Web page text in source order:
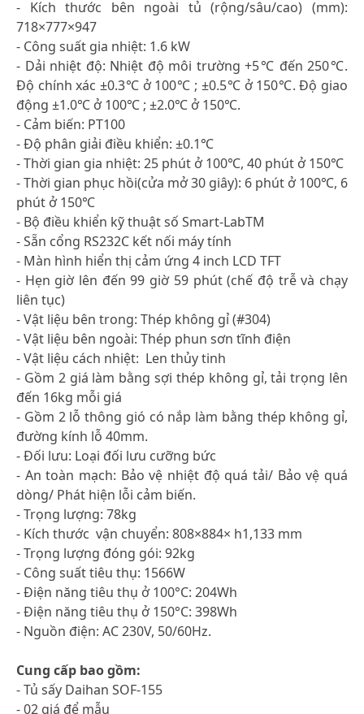
- Kích thước bên ngoài tủ (rộng/sâu/cao) (mm):
718×777×947
- Công suất gia nhiệt: 1.6 kW
- Dải nhiệt độ: Nhiệt độ môi trường +5℃ đến 250℃.
Độ chính xác ±0.3℃ ở 100℃ ; ±0.5℃ ở 150℃. Độ giao
động ±1.0℃ ở 100℃ ; ±2.0℃ ở 150℃.
- Cảm biến: PT100
- Độ phân giải điều khiển: ±0.1℃
- Thời gian gia nhiệt: 25 phút ở 100℃, 40 phút ở 150℃
- Thời gian phục hồi(cửa mở 30 giây): 6 phút ở 100℃, 6
phút ở 150℃
- Bộ điều khiển kỹ thuật số Smart-LabTM
- Sẵn cổng RS232C kết nối máy tính
- Màn hình hiển thị cảm ứng 4 inch LCD TFT
- Hẹn giờ lên đến 99 giờ 59 phút (chế độ trễ và chạy
liên tục)
- Vật liệu bên trong: Thép không gỉ (#304)
- Vật liệu bên ngoài: Thép phun sơn tĩnh điện
- Vật liệu cách nhiệt: Len thủy tinh
- Gồm 2 giá làm bằng sợi thép không gỉ, tải trọng lên
đến 16kg mỗi giá
- Gồm 2 lỗ thông gió có nắp làm bằng thép không gỉ,
đường kính lỗ 40mm.
- Đối lưu: Loại đối lưu cưỡng bức
- An toàn mạch: Bảo vệ nhiệt độ quá tải/ Bảo vệ quá
dòng/ Phát hiện lỗi cảm biến.
- Trọng lượng: 78kg
- Kích thước vận chuyển: 808×884× h1,133 mm
- Trọng lượng đóng gói: 92kg
- Công suất tiêu thụ: 1566W
- Điện năng tiêu thụ ở 100°C: 204Wh
- Điện năng tiêu thụ ở 150°C: 398Wh
- Nguồn điện: AC 230V, 50/60Hz.
Cung cấp bao gồm:
- Tủ sấy Daihan SOF-155
- 02 giá để mẫu